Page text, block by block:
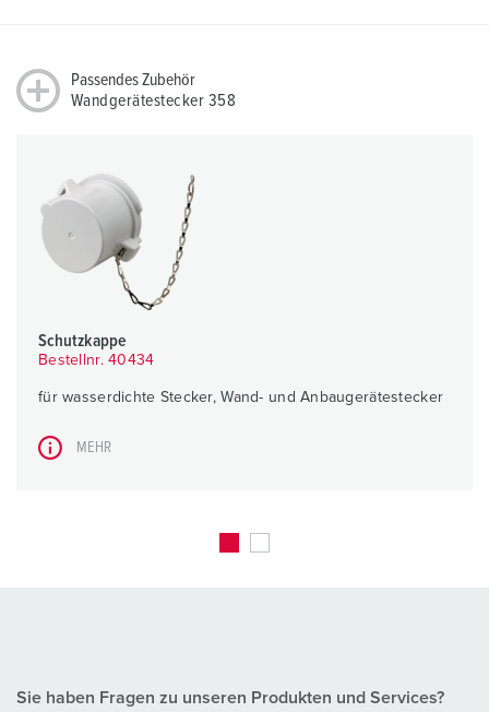
Passendes Zubehör
Wandgerätestecker 358
Schutzkappe
Bestellnr. 40434
für wasserdichte Stecker, Wand- und Anbaugerätestecker
MEHR
Sie haben Fragen zu unseren Produkten und Services?